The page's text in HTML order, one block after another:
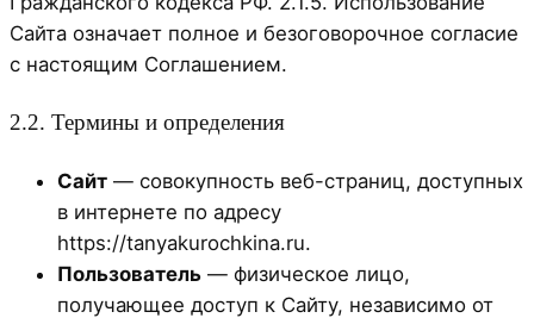
Сайта означает полное и безоговорочное согласие
с настоящим Соглашением.
2.2. Термины и определения
Сайт — совокупность веб-страниц, доступных
в интернете по адресу
https://tanyakurochkina.ru.
Пользователь — физическое лицо,
получающее доступ к Сайту, независимо от